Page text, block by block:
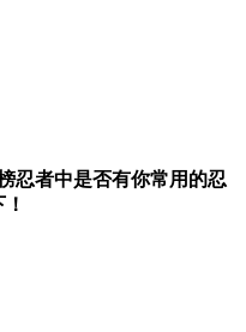
忍者中是否有你常用的忍